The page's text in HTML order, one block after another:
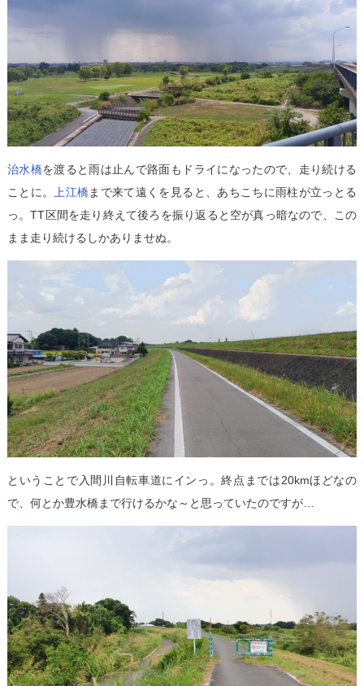
治水橋を渡ると雨は止んで路面もドライになったので、走り続ける
ことに。
上江橋 まで来て遠くを見ると、あちこちに雨柱が立っとる
っ。TT区間を走り終えて後ろを振り返ると空が真っ暗なので、この
まま走り続けるしかありませぬ。
ということで入間川自転車道にインっ。終点までは20kmほどなの
で、何とか豊水橋まで行けるかな～と思っていたのですが…